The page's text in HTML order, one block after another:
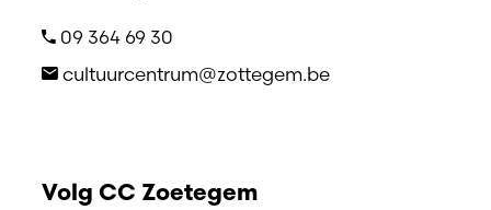
09 364 69 30
cultuurcentrum@zottegem.be
Volg CC Zoetegem